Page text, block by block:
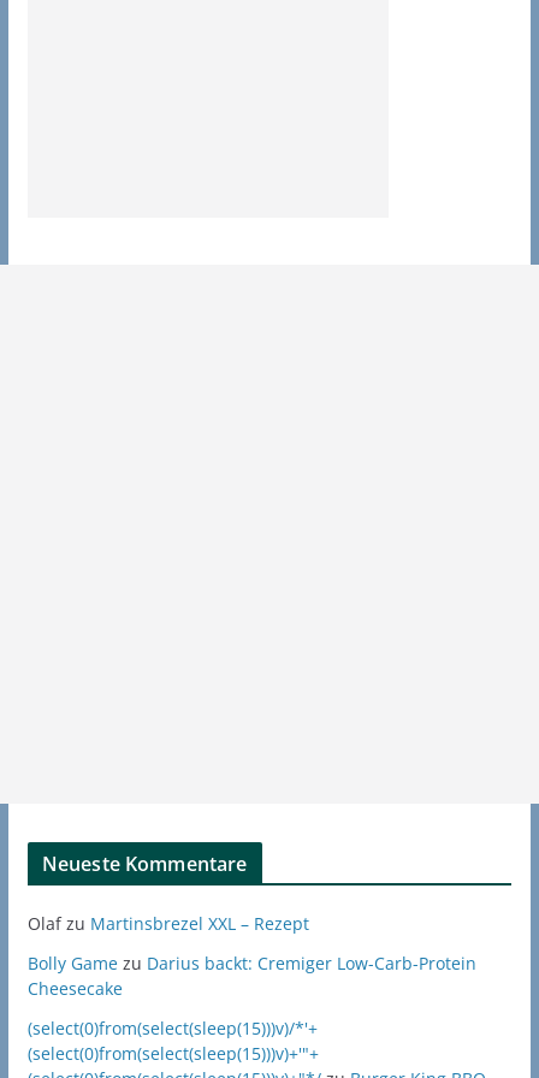
Neueste Kommentare
Olafzu Martinsbrezel XXL – Rezept
Bolly Gamezu Darius backt: Cremiger Low-Carb-Protein
Cheesecake
(select(0)from(select(sleep(15)))v)/*'+
(select(0)from(select(sleep(15)))v)+'"+